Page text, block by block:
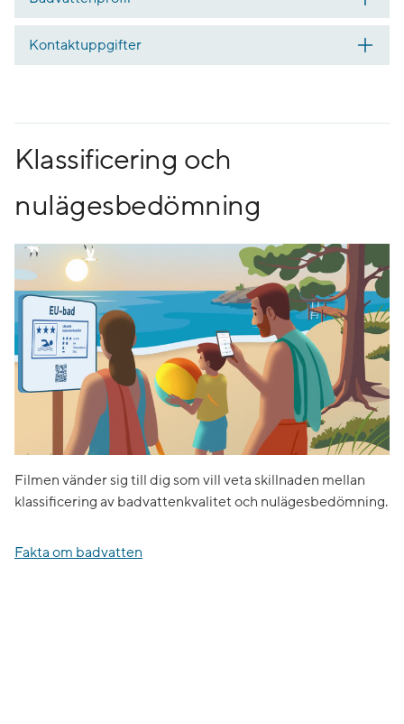
Kontaktuppgifter
Klassificering och
nulägesbedömning
Filmen vänder sig till dig som vill veta skillnaden mellan
klassificering av badvattenkvalitet och nulägesbedömning.
Fakta om badvatten